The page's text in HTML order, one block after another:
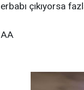
erbabı çıkıyorsa
AA